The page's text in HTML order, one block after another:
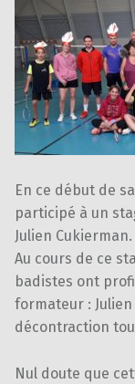
En ce début de
participé à un
Julien Cukierman.
Au cours de ce
badistes ont
formateur :
décontraction
Nul doute que